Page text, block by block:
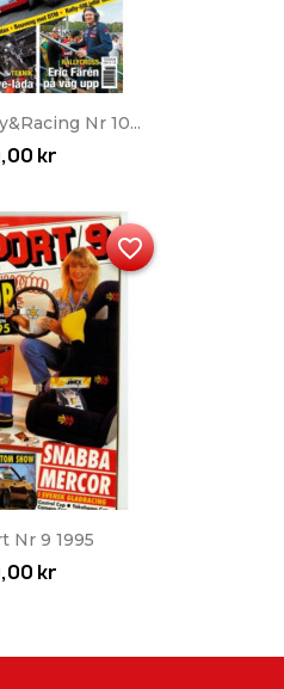
Nr 10...
kr
Nr 9 1995
kr
favorite_border